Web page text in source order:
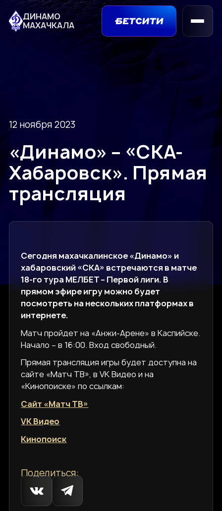
ДИНАМО
МАХАЧКАЛА
12 ноября 2023
«Динамо» – «СКА-
Хабаровск». Прямая
трансляция
Сегодня махачкалинское «Динамо» и
хабаровский «СКА» встречаются в матче
18-го тура МЕЛБЕТ – Первой лиги. В
прямом эфире игру можно будет
посмотреть на нескольких платформах в
интернете.
Матч пройдет на «Анжи-Арене» в Каспийске.
Начало – в 16:00. Вход свободный.
Прямая трансляция игры будет доступна на
сайте «Матч ТВ», в VK Видео и на
«Кинопоиске» по ссылкам:
Сайт «Матч ТВ»
VK Видео
Кинопоиск
Поделиться: